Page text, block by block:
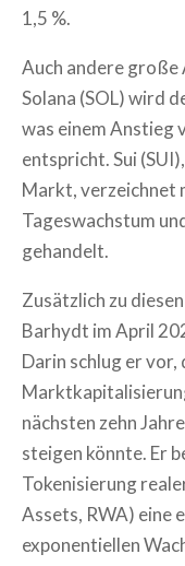
1,5 %.
Auch andere große
Solana (SOL) wird
was einem Anstieg
entspricht. Sui
Markt, verzeichnet
Tageswachstum
gehandelt.
Zusätzlich zu
Barhydt im April
Darin schlug er vor,
nächsten zehn
steigen könnte. Er
Tokenisierung
Assets, RWA) eine
exponentiellen